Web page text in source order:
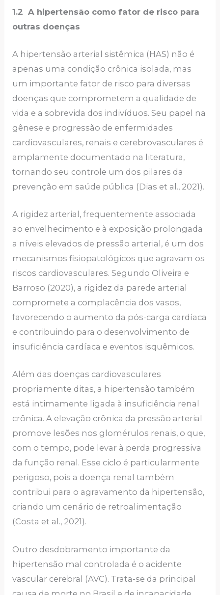
1.2 A hipertensão como fator de risco para
outras doenças
A hipertensão arterial sistêmica (HAS) não é
apenas uma condição crônica isolada, mas
um importante fator de risco para diversas
doenças que comprometem a qualidade de
vida e a sobrevida dos indivíduos. Seu papel na
gênese e progressão de enfermidades
cardiovasculares, renais e cerebrovasculares é
amplamente documentado na literatura,
tornando seu controle um dos pilares da
prevenção em saúde pública (Dias et al., 2021).
A rigidez arterial, frequentemente associada
ao envelhecimento e à exposição prolongada
a níveis elevados de pressão arterial, é um dos
mecanismos fisiopatológicos que agravam os
riscos cardiovasculares. Segundo Oliveira e
Barroso (2020), a rigidez da parede arterial
compromete a complacência dos vasos,
favorecendo o aumento da pós-carga cardíaca
e contribuindo para o desenvolvimento de
insuficiência cardíaca e eventos isquêmicos.
Além das doenças cardiovasculares
propriamente ditas, a hipertensão também
está intimamente ligada à insuficiência renal
crônica. A elevação crônica da pressão arterial
promove lesões nos glomérulos renais, o que,
com o tempo, pode levar à perda progressiva
da função renal. Esse ciclo é particularmente
perigoso, pois a doença renal também
contribui para o agravamento da hipertensão,
criando um cenário de retroalimentação
(Costa et al., 2021).
Outro desdobramento importante da
hipertensão mal controlada é o acidente
vascular cerebral (AVC). Trata-se da principal